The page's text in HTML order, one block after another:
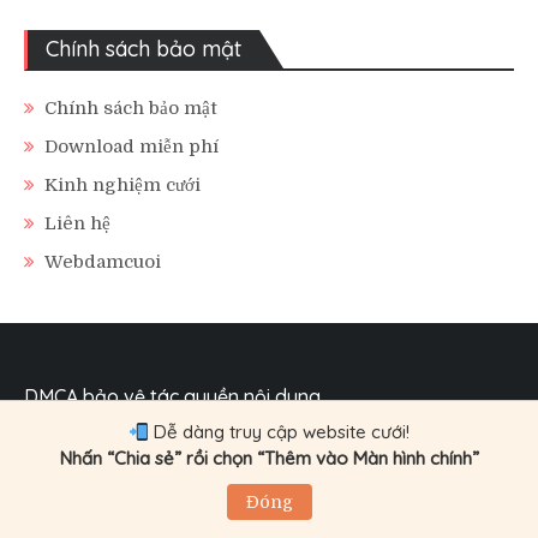
Chính sách bảo mật
Chính sách bảo mật
Download miễn phí
Kinh nghiệm cưới
Liên hệ
Webdamcuoi
DMCA bảo vệ tác quyền nội dung
Dễ dàng truy cập website cưới!
Nhấn “Chia sẻ” rồi chọn “Thêm vào Màn hình chính”
Đóng